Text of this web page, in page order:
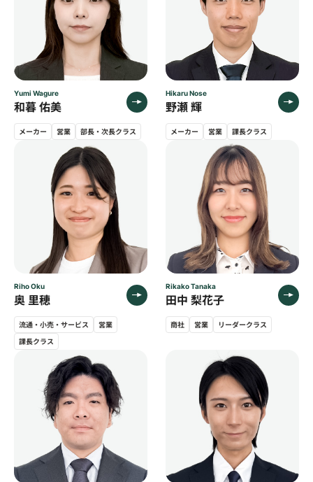
たが、全体的な使い勝手としては非常に満足し
ております。
Yumi Wagure
和暮 佑美
メーカー 営業 部長・次長クラス
Hikaru Nose
野瀬 輝
メーカー 営業 課長クラス
Riho Oku
奥 里穂
流通・小売・サービス
営業
課長クラス
Rikako Tanaka
田中 梨花子
商社 営業 リーダークラス